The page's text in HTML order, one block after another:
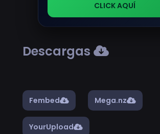
CLICK AQUÍ
Descargas
Fembed Mega.nz
YourUpload